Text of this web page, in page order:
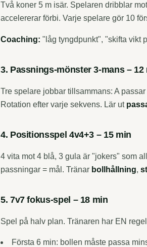
Två koner 5 m isär. Spelaren dribblar
accelererar förbi. Varje spelare gör 10
Coaching: "låg tyngdpunkt", "skifta vikt
3. Passnings-mönster 3-mans – 12
Tre spelare jobbar tillsammans: A
Rotation efter varje sekvens. Lär ut
4. Positionsspel 4v4+3 – 15 min
4 vita mot 4 blå, 3 gula är "jokers" som
passningar = mål. Tränar bollhållning,
5. 7v7 fokus-spel – 18 min
Spel på halv plan. Tränaren har EN
Första 6 min: bollen måste passa